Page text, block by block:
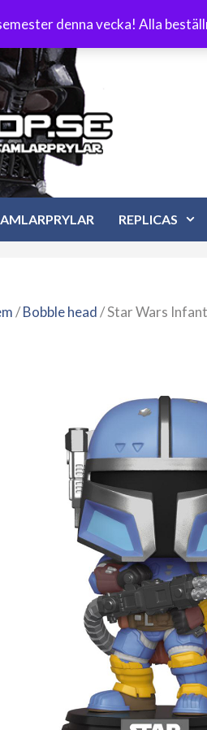
denna vecka! Alla
Frakt 89 kr
REPLICAS
/Bobble head/ Star Wars